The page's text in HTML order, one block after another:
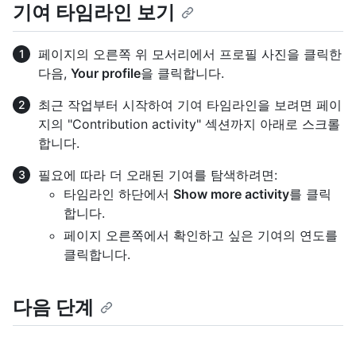
기여 타임라인 보기
페이지의 오른쪽 위 모서리에서 프로필 사진을 클릭한
다음, Your profile을 클릭합니다.
최근 작업부터 시작하여 기여 타임라인을 보려면 페이
지의 "Contribution activity" 섹션까지 아래로 스크롤
합니다.
필요에 따라 더 오래된 기여를 탐색하려면:
타임라인 하단에서 Show more activity를 클릭
합니다.
페이지 오른쪽에서 확인하고 싶은 기여의 연도를
클릭합니다.
다음 단계